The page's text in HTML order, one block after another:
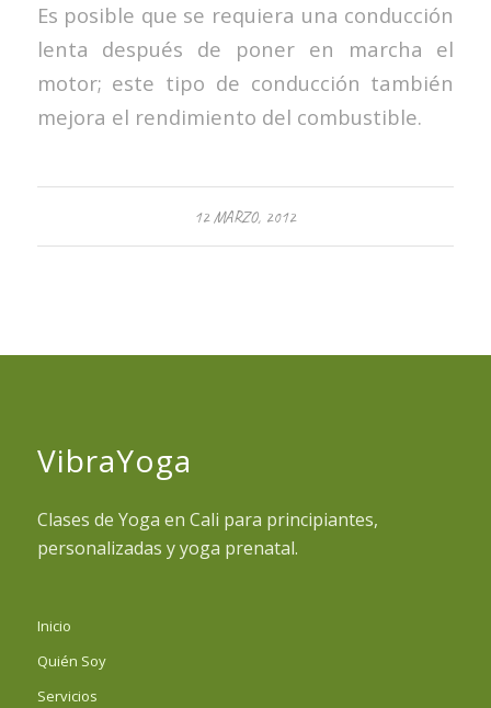
Es posible que se requiera una conducción
lenta después de poner en marcha el
motor; este tipo de conducción también
mejora el rendimiento del combustible.
12 MARZO, 2012
VibraYoga
Clases de Yoga en Cali para principiantes,
personalizadas y yoga prenatal.
Inicio
Quién Soy
Servicios